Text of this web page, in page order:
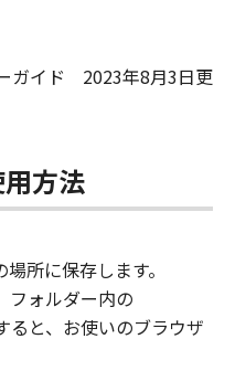
ガイド 2023年8月3日更
方法
所に保存します。
フォルダー内の
と、お使いのブラウザ